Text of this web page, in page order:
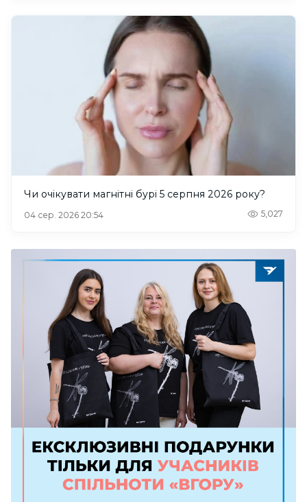
Чи очікувати магнітні бурі 5 серпня 2026 року?
04 сер. 2026 20:54 5,027